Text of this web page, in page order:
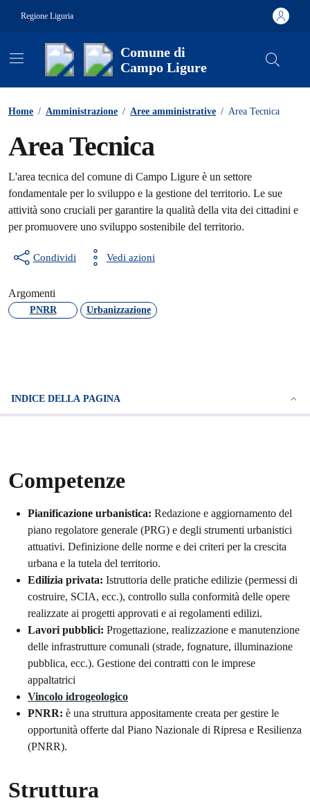
Regione Liguria
Comune di
Campo Ligure
Home / Amministrazione / Aree amministrative / Area Tecnica
Area Tecnica
L'area tecnica del comune di Campo Ligure è un settore
fondamentale per lo sviluppo e la gestione del territorio. Le sue
attività sono cruciali per garantire la qualità della vita dei cittadini e
per promuovere uno sviluppo sostenibile del territorio.
Condividi Vedi azioni
Argomenti
PNRR Urbanizzazione
INDICE DELLA PAGINA
Competenze
Pianificazione urbanistica: Redazione e aggiornamento del
piano regolatore generale (PRG) e degli strumenti urbanistici
attuativi. Definizione delle norme e dei criteri per la crescita
urbana e la tutela del territorio.
Edilizia privata: Istruttoria delle pratiche edilizie (permessi di
costruire, SCIA, ecc.), controllo sulla conformità delle opere
realizzate ai progetti approvati e ai regolamenti edilizi.
Lavori pubblici: Progettazione, realizzazione e manutenzione
delle infrastrutture comunali (strade, fognature, illuminazione
pubblica, ecc.). Gestione dei contratti con le imprese
appaltatrici
Vincolo idrogeologico
PNRR: è una struttura appositamente creata per gestire le
opportunità offerte dal Piano Nazionale di Ripresa e Resilienza
(PNRR).
Struttura